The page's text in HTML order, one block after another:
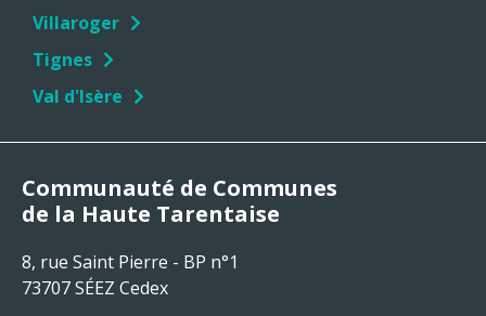
Villaroger
Tignes
Val d'Isère
Communauté de Communes
de la Haute Tarentaise
8, rue Saint Pierre - BP n°1
73707 SÉEZ Cedex